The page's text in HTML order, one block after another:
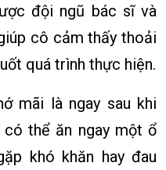
đội ngũ bác sĩ và
cô cảm thấy thoải
quá trình thực hiện.
mãi là ngay sau khi
thể ăn ngay một ổ
khó khăn hay đau